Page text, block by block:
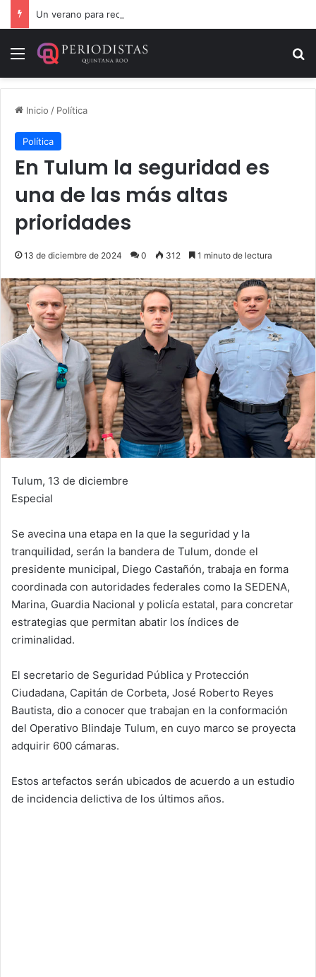
Menú
Inicio / Política
Política
En Tulum la seguridad es
una de las más altas
prioridades
13 de diciembre de 2024 0 312 1 minuto de lectura
Tulum, 13 de diciembre
Especial
Se avecina una etapa en la que la seguridad y la
tranquilidad, serán la bandera de Tulum, donde el
presidente municipal, Diego Castañón, trabaja en forma
coordinada con autoridades federales como la SEDENA,
Marina, Guardia Nacional y policía estatal, para concretar
estrategias que permitan abatir los índices de
criminalidad.
El secretario de Seguridad Pública y Protección
Ciudadana, Capitán de Corbeta, José Roberto Reyes
Bautista, dio a conocer que trabajan en la conformación
del Operativo Blindaje Tulum, en cuyo marco se proyecta
adquirir 600 cámaras.
Estos artefactos serán ubicados de acuerdo a un estudio
de incidencia delictiva de los últimos años.